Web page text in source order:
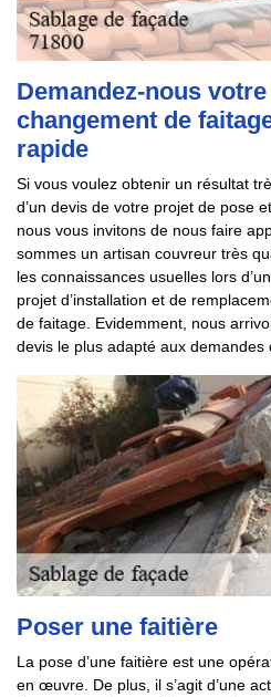
Demandez-nous
changement de
rapide
Si vous voulez obtenir un résultat
d’un devis de votre projet de pose
nous vous invitons de nous faire
sommes un artisan couvreur très
les connaissances usuelles lors
projet d’installation et de
de faitage. Evidemment, nous
devis le plus adapté aux demandes
Poser une faitière
La pose d’une faitière est une
en œuvre. De plus, il s’agit d’une